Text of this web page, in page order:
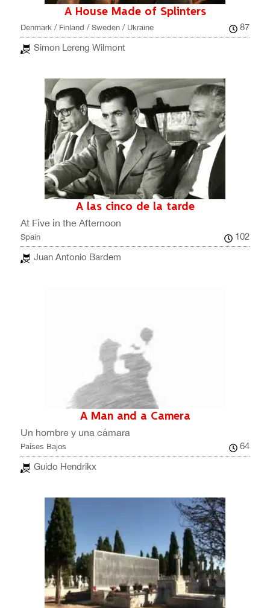
A House Made of Splinters
Denmark / Finland / Sweden / Ukraine
87
Simon Lereng Wilmont
A las cinco de la tarde
At Five in the Afternoon
Spain
102
Juan Antonio Bardem
A Man and a Camera
Un hombre y una cámara
Países Bajos
64
Guido Hendrikx